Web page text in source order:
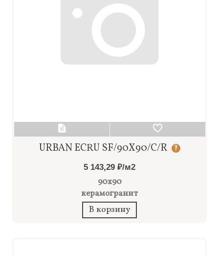
URBAN ECRU SF/90X90/C/R ?
5 143,29 ₽/м2
90x90
керамогранит
В корзину